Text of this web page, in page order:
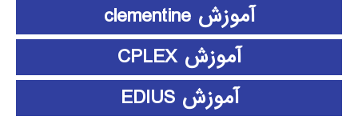
آموزش clementine
آموزش CPLEX
آموزش EDIUS